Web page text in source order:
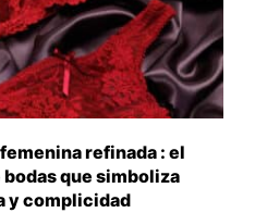
refinada : el
bodas que simboliza
y complicidad